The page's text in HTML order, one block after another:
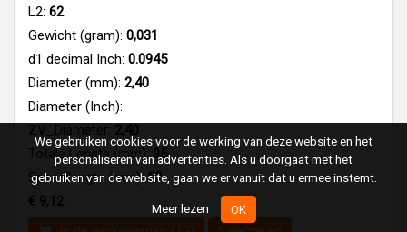
L2: 62
Gewicht (gram): 0,031
d1 decimal Inch: 0.0945
Diameter (mm): 2,40
Diameter (Inch):
ZV_Diameter: 2,40
Totale Lengte (mm):95
Spiraallengte (mm):62
€ 9,12
We gebruiken cookies voor de werking van deze website en het
personaliseren van advertenties. Als u doorgaat met het
gebruiken van de website, gaan we er vanuit dat u ermee instemt.
Meer lezen OK